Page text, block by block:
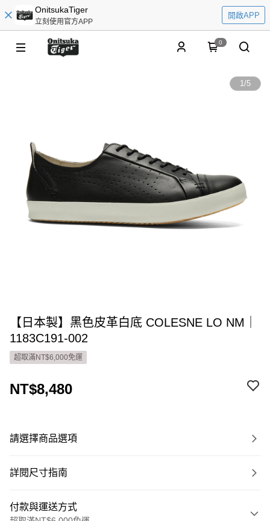
OnitsukaTiger
立刻使用官方APP
開啟APP
0
1/5
【日本製】黑色皮革白底 COLESNE LO NM｜
1183C191-002
超取滿NT$6,000免運
NT$8,480
請選擇商品選項
詳閱尺寸指南
付款與運送方式